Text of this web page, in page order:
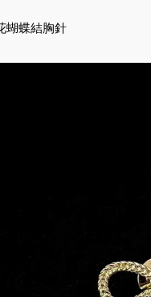
蝴蝶結胸針